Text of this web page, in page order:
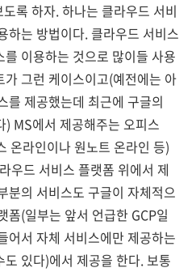
록 하자. 하나는 클라우드 서비
하는 방법이다. 클라우드 서비스
이용하는 것으로 많이들 사용
그런 케이스이고(예전에는 아
를 제공했는데 최근에 구글의
) MS에서 제공해주는 오피스
온라인이나 원노트 온라인 등)
우드 서비스 플랫폼 위에서 제
분의 서비스도 구글이 자체적으
폼(일부는 앞서 언급한 GCP일
어서 자체 서비스에만 제공하는
있다)에서 제공을 한다. 보통